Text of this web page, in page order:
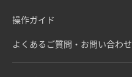
操作ガイド
よくあるご質問・お問い合わせ